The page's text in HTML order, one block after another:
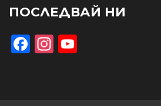
ПОСЛЕДВАЙ НИ
Facebook
Instagram